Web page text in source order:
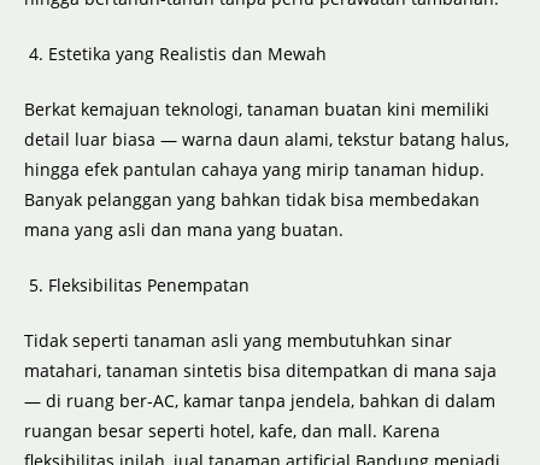
Estetika yang Realistis dan Mewah
Berkat kemajuan teknologi, tanaman buatan kini memiliki
detail luar biasa — warna daun alami, tekstur batang halus,
hingga efek pantulan cahaya yang mirip tanaman hidup.
Banyak pelanggan yang bahkan tidak bisa membedakan
mana yang asli dan mana yang buatan.
Fleksibilitas Penempatan
Tidak seperti tanaman asli yang membutuhkan sinar
matahari, tanaman sintetis bisa ditempatkan di mana saja
— di ruang ber-AC, kamar tanpa jendela, bahkan di dalam
ruangan besar seperti hotel, kafe, dan mall. Karena